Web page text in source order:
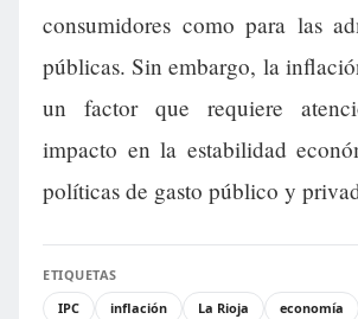
consumidores como para las
públicas. Sin embargo, la
un factor que requiere
impacto en la estabilidad
políticas de gasto público y
ETIQUETAS
IPC
inflación La Rioja economía